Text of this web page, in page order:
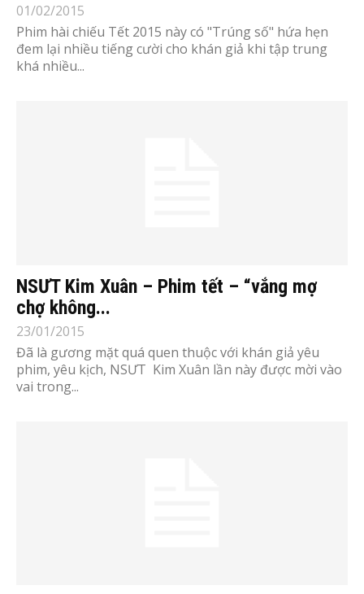
01/02/2015
Phim hài chiếu Tết 2015 này có "Trúng số" hứa hẹn
đem lại nhiều tiếng cười cho khán giả khi tập trung
khá nhiều...
NSƯT Kim Xuân – Phim tết – “vắng mợ
chợ không...
23/01/2015
Đã là gương mặt quá quen thuộc với khán giả yêu
phim, yêu kịch, NSƯT Kim Xuân lần này được mời vào
vai trong...